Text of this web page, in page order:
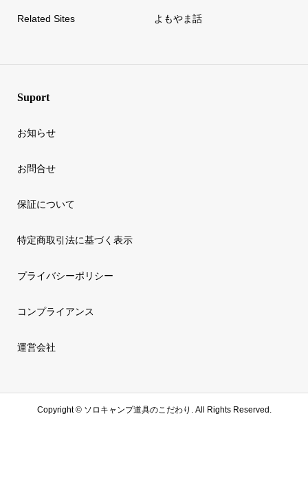
Related Sites よもやま話
Suport
お知らせ
お問合せ
保証について
特定商取引法に基づく表示
プライバシーポリシー
コンプライアンス
運営会社
Copyright ©ソロキャンプ道具のこだわり. All Rights Reserved.